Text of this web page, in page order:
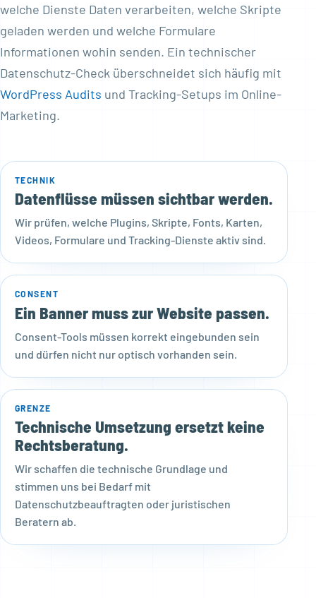
welche Dienste Daten verarbeiten, welche Skripte
geladen werden und welche Formulare
Informationen wohin senden. Ein technischer
Datenschutz-Check überschneidet sich häufig mit
WordPress Audits und Tracking-Setups im Online-
Marketing.
TECHNIK
Datenflüsse müssen sichtbar werden.
Wir prüfen, welche Plugins, Skripte, Fonts, Karten,
Videos, Formulare und Tracking-Dienste aktiv sind.
CONSENT
Ein Banner muss zur Website passen.
Consent-Tools müssen korrekt eingebunden sein
und dürfen nicht nur optisch vorhanden sein.
GRENZE
Technische Umsetzung ersetzt keine
Rechtsberatung.
Wir schaffen die technische Grundlage und
stimmen uns bei Bedarf mit
Datenschutzbeauftragten oder juristischen
Beratern ab.